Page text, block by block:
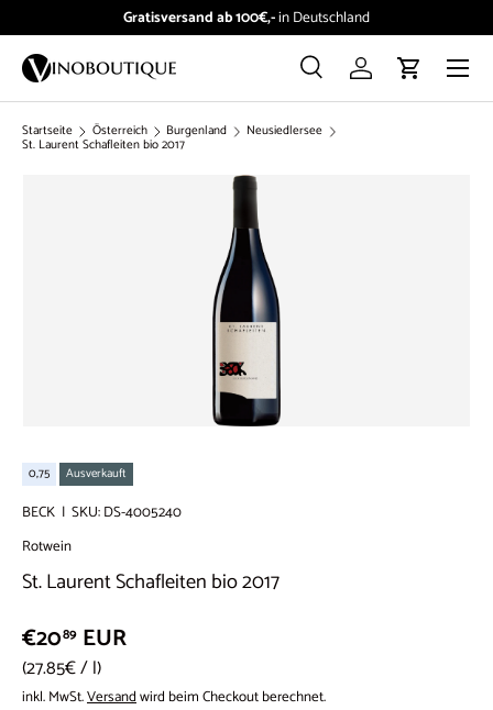
Direkt zum Inhalt
Gratisversand ab 100€,-in Deutschland
Suchen
Suchen
Suche Einloggen
Menü
Startseite Österreich Burgenland Neusiedlersee
St. Laurent Schafleiten bio 2017
0,75 Ausverkauft
BECK | SKU:DS-4005240
Rotwein
St. Laurent Schafleiten bio 2017
€2089 EUR
Grundpreis
27.85€/l
inkl. MwSt.Versandwird beim Checkout berechnet.